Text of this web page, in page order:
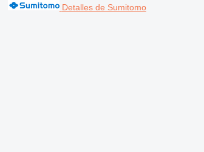
Detalles de Sumitomo